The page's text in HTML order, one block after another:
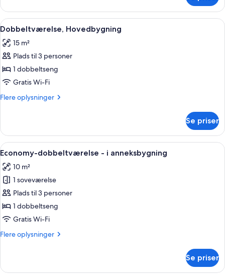
Double
Room
(Brudeværelse)
Indlæs
alle
billeder
af
Dobbeltværelse,
Hovedbygning
Et soveværelse med blomstret
5
Dobbeltværelse, Hovedbygning
15 m²
Plads til 3 personer
1 dobbeltseng
Gratis Wi-Fi
Flere oplysninger
Flere
Hovedbygning
Se priser
Indlæs
alle
billeder
af
Economy-
dobbeltværelse
-
anneksbygning
Economy-dobbeltværelse - i
7
Economy-dobbeltværelse - i anneksbygning
10 m²
1 soveværelse
Plads til 3 personer
1 dobbeltseng
Gratis Wi-Fi
Flere oplysninger
Flere
dobbeltværelse
Se priser